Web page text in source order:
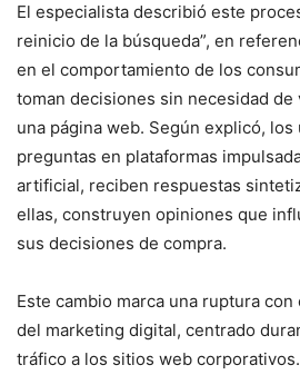
El especialista describió este
reinicio de la búsqueda”, en
en el comportamiento de los
toman decisiones sin necesidad
una página web. Según explicó,
preguntas en plataformas
artificial, reciben respuestas
ellas, construyen opiniones que
sus decisiones de compra.
Este cambio marca una ruptura
del marketing digital, centrado
tráfico a los sitios web